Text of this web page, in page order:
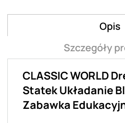
Opis
Szczegóły
CLASSIC WORLD
Statek Układanie
Zabawka